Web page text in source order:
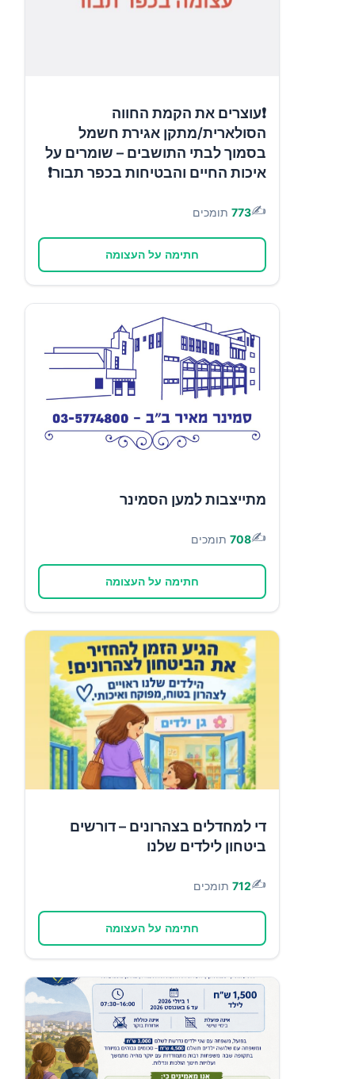
❗עוצרים את הקמת החווה
הסולארית/מתקן אגירת חשמל
בסמוך לבתי התושבים – שומרים על
איכות החיים והבטיחות בכפר תבור❗
✍️
773 תומכים
חתימה על העצומה
מתייצבות למען הסמינר
✍️
708 תומכים
חתימה על העצומה
די למחדלים בצהרונים – דורשים
ביטחון לילדים שלנו
✍️
712 תומכים
חתימה על העצומה